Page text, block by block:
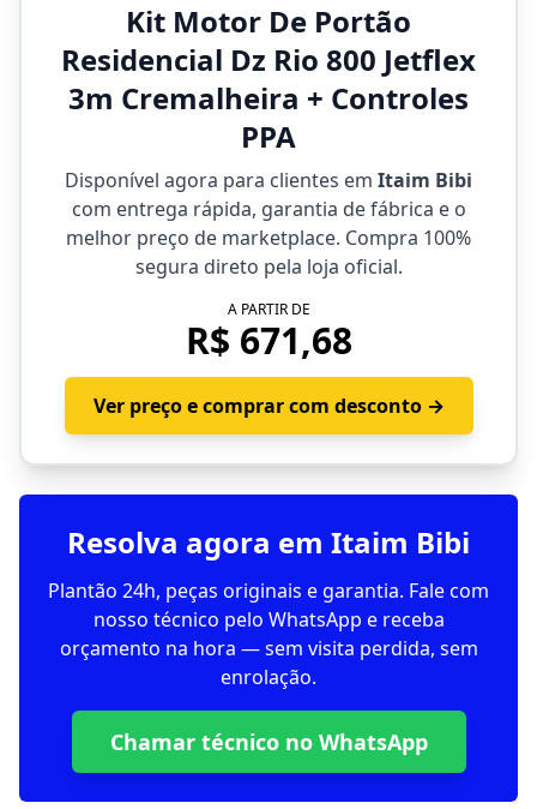
Kit Motor De Portão
Residencial Dz Rio 800 Jetflex
3m Cremalheira + Controles
PPA
Disponível agora para clientes em Itaim Bibi
com entrega rápida, garantia de fábrica e o
melhor preço de marketplace. Compra 100%
segura direto pela loja oficial.
A PARTIR DE
R$ 671,68
Ver preço e comprar com desconto →
Resolva agora em Itaim Bibi
Plantão 24h, peças originais e garantia. Fale com
nosso técnico pelo WhatsApp e receba
orçamento na hora — sem visita perdida, sem
enrolação.
Chamar técnico no WhatsApp